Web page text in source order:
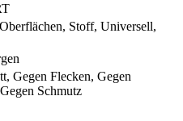
Stoff, Universell,
Gegen Flecken, Gegen
Schmutz